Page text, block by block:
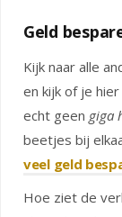
Geld
Kijk naar alle
en kijk of je
echt geen giga
beetjes bij
veel geld
Hoe ziet de